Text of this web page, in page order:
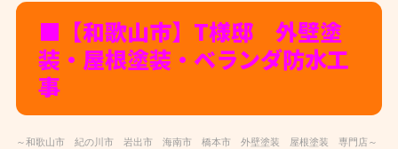
■【和歌山市】T様邸 外壁塗
装・屋根塗装・ベランダ防水工
事
～和歌山市 紀の川市 岩出市 海南市 橋本市 外壁塗装 屋根塗装 専門店～